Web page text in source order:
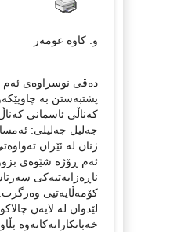
و: کاوە عومەر
دەقی نوسراوەی ئەم
پشتبەستن بە
کەناڵی ئاسمانی
جەلیل جەلیلی:
ژنان لە ئێران
ئەم ڕۆژە شێوەی
ناڕەزایەتیەکی
کۆمەڵایەتیی
لێدوان لە لایەن
خەباتکارانەکانەوە